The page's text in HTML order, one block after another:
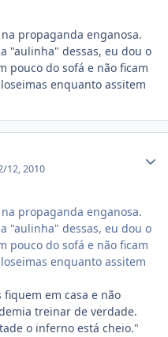
propaganda enganosa.
"aulinha" dessas, eu dou o
pouco do sofá e não ficam
enquanto assitem
12, 2010
propaganda enganosa.
"aulinha" dessas, eu dou o
pouco do sofá e não ficam
enquanto assitem
em casa e não
treinar de verdade.
o inferno está cheio."